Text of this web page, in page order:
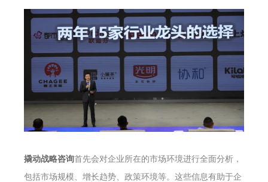
撬动战略咨询首先会对企业所在的市场环境进行全面分析，
包括市场规模、增长趋势、政策环境等。这些信息有助于企